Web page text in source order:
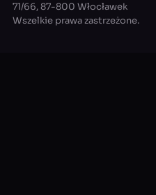
71/66, 87-800 Włocławek
Wszelkie prawa zastrzeżone.